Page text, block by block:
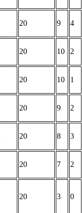
20 9 4
20 10 2
20 10 1
20 9 2
20 8 3
20 7 2
20 3 0